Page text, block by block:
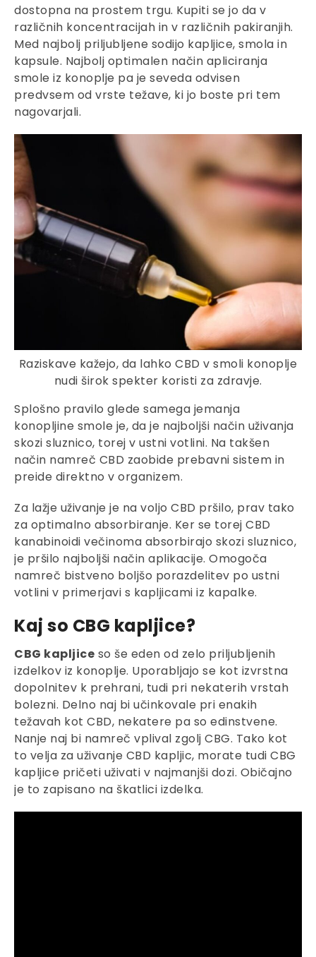
dostopna na prostem trgu. Kupiti se jo da v
različnih koncentracijah in v različnih pakiranjih.
Med najbolj priljubljene sodijo kapljice, smola in
kapsule. Najbolj optimalen način apliciranja
smole iz konoplje pa je seveda odvisen
predvsem od vrste težave, ki jo boste pri tem
nagovarjali.
Raziskave kažejo, da lahko CBD v smoli konoplje
nudi širok spekter koristi za zdravje.
Splošno pravilo glede samega jemanja
konopljine smole je, da je najboljši način uživanja
skozi sluznico, torej v ustni votlini. Na takšen
način namreč CBD zaobide prebavni sistem in
preide direktno v organizem.
Za lažje uživanje je na voljo CBD pršilo, prav tako
za optimalno absorbiranje. Ker se torej CBD
kanabinoidi večinoma absorbirajo skozi sluznico,
je pršilo najboljši način aplikacije. Omogoča
namreč bistveno boljšo porazdelitev po ustni
votlini v primerjavi s kapljicami iz kapalke.
Kaj so CBG kapljice?
CBG kapljice so še eden od zelo priljubljenih
izdelkov iz konoplje. Uporabljajo se kot izvrstna
dopolnitev k prehrani, tudi pri nekaterih vrstah
bolezni. Delno naj bi učinkovale pri enakih
težavah kot CBD, nekatere pa so edinstvene.
Nanje naj bi namreč vplival zgolj CBG. Tako kot
to velja za uživanje CBD kapljic, morate tudi CBG
kapljice pričeti uživati v najmanjši dozi. Običajno
je to zapisano na škatlici izdelka.